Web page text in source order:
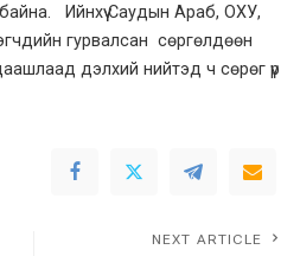
Ийнхүү Саудын Араб, ОХУ,
гурвалсан сөргөлдөөн
дэлхий нийтэд ч сөрөг үр
NEXT ARTICLE